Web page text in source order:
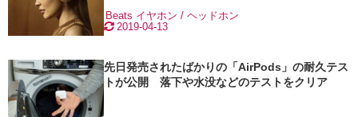
2019-04-13
Beats イヤホン / ヘッドホン
先日発売されたばかりの「AirPods」の耐久テス
トが公開 落下や水没などのテストをクリア